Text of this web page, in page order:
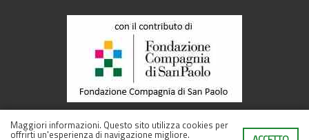
Maggiori informazioni. Questo sito utilizza cookies per
offrirti un'esperienza di navigazione migliore.